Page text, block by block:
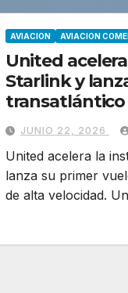
AVIACION AVIACION
United
Starlink y
transatlántico
velocidad
JUNIO 22, 2026
United acelera la
lanza su primer
de alta velocidad.